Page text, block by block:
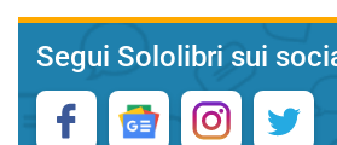
Segui Sololibri sui